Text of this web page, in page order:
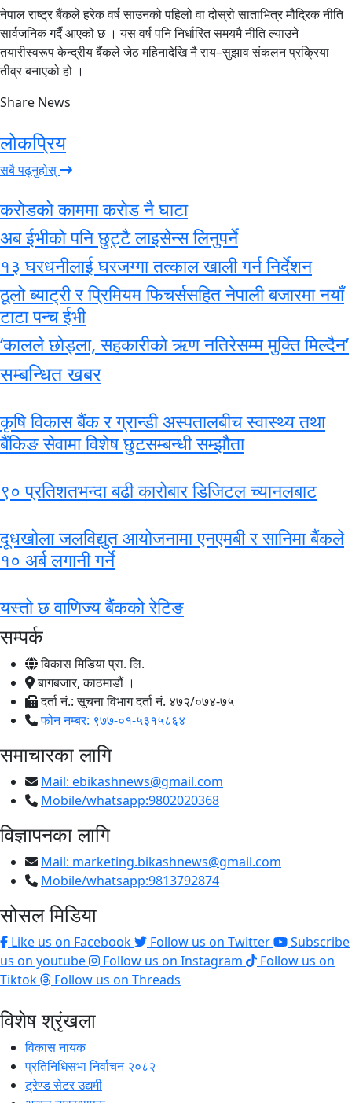
नेपाल राष्ट्र बैंकले हरेक वर्ष साउनको पहिलो वा दोस्रो साताभित्र मौद्रिक नीति
सार्वजनिक गर्दै आएको छ । यस वर्ष पनि निर्धारित समयमै नीति ल्याउने
तयारीस्वरूप केन्द्रीय बैंकले जेठ महिनादेखि नै राय–सुझाव संकलन प्रक्रिया
तीव्र बनाएको हो ।
Share News
लोकप्रिय
सबै पढ्नुहोस्
करोडको काममा करोड नै घाटा
अब ईभीको पनि छुट्टै लाइसेन्स लिनुपर्ने
१३ घरधनीलाई घरजग्गा तत्काल खाली गर्न निर्देशन
ठूलो ब्याट्री र प्रिमियम फिचर्ससहित नेपाली बजारमा नयाँ
टाटा पन्च ईभी
‘कालले छोड्ला, सहकारीको ऋण नतिरेसम्म मुक्ति मिल्दैन’
सम्बन्धित खबर
कृषि विकास बैंक र ग्रान्डी अस्पतालबीच स्वास्थ्य तथा
बैंकिङ सेवामा विशेष छुटसम्बन्धी सम्झौता
९० प्रतिशतभन्दा बढी कारोबार डिजिटल च्यानलबाट
दूधखोला जलविद्युत आयोजनामा एनएमबी र सानिमा बैंकले
१० अर्ब लगानी गर्ने
यस्तो छ वाणिज्य बैंकको रेटिङ
सम्पर्क
विकास मिडिया प्रा. लि.
बागबजार, काठमाडौं ।
दर्ता नं.: सूचना विभाग दर्ता नं. ४७२/०७४-७५
फोन नम्बर: ९७७-०१-५३१५८६४
समाचारका लागि
Mail: ebikashnews@gmail.com
Mobile/whatsapp:9802020368
विज्ञापनका लागि
Mail: marketing.bikashnews@gmail.com
Mobile/whatsapp:9813792874
सोसल मिडिया
Like us on Facebook Follow us on Twitter
Subscribe
us on youtube
Follow us on Instagram
Follow us on
Tiktok
Follow us on Threads
विशेष श्रृंखला
विकास नायक
प्रतिनिधिसभा निर्वाचन २०८२
ट्रेण्ड सेटर उद्यमी